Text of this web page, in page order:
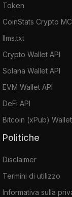
Token
CoinStats Crypto
llms.txt
Crypto Wallet API
Solana Wallet API
EVM Wallet API
DeFi API
Bitcoin (xPub) Wallet
Politiche
Disclaimer
Termini di utilizzo
Informativa sulla